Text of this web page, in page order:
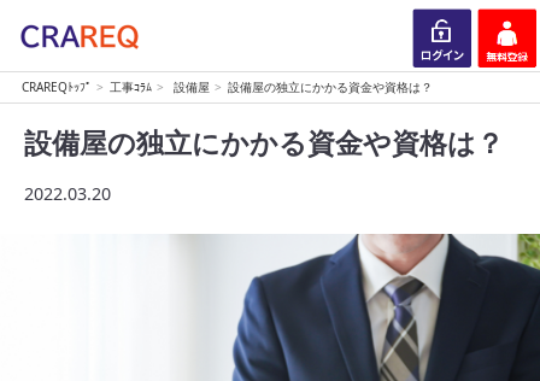
ログイン 会員登録
CRAREQﾄｯﾌﾟ 工事ｺﾗﾑ 設備屋 設備屋の独立にかかる資金や資格は？
設備屋の独立にかかる資金や資格は？
2022.03.20